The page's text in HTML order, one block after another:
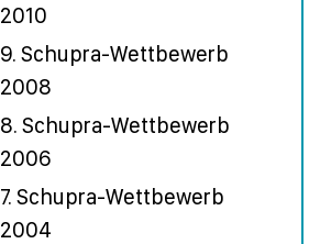
2010
9. Schupra-Wettbewerb
2008
8. Schupra-Wettbewerb
2006
7. Schupra-Wettbewerb
2004